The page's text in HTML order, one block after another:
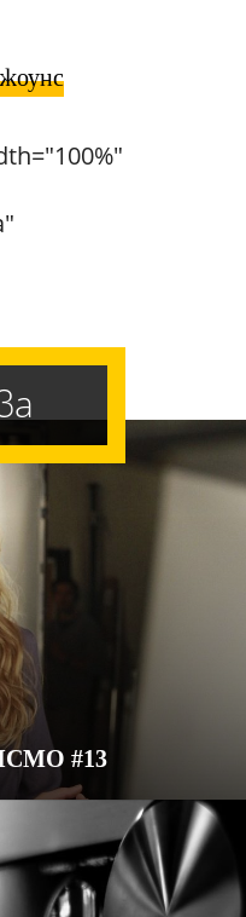
#13